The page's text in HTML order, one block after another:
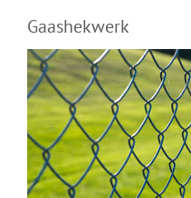
Gaashekwerk